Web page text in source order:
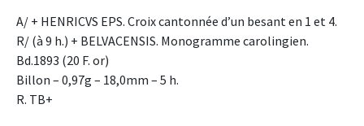
A/ + HENRICVS EPS. Croix cantonnée d’un besant en 1 et 4.
R/ (à 9 h.) + BELVACENSIS. Monogramme carolingien.
Bd.1893 (20 F. or)
Billon – 0,97g – 18,0mm – 5 h.
R. TB+